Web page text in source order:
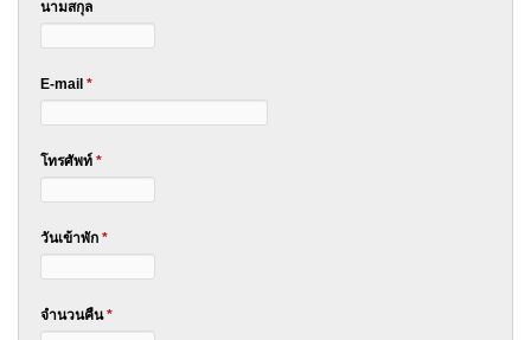
นามสกุล
E-mail *
โทรศัพท์ *
วันเข้าพัก *
จำนวนคืน*